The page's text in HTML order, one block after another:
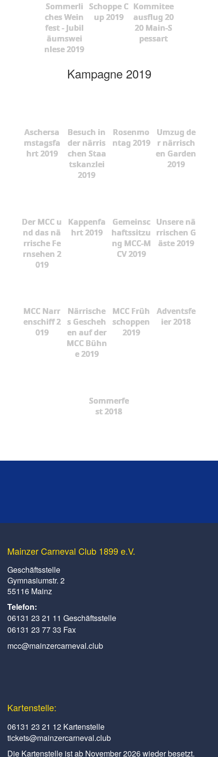
Sommerli
ches Wein
fest - Jubil
äumswei
nlese 2019
Schoppe C
up 2019
Kommitee
ausflug 20
20 Main-S
pessart
Kampagne 2019
Aschersa
mstagsfa
hrt 2019
Besuch in
der närris
chen Staa
tskanzlei
2019
Rosenmo
ntag 2019
Umzug de
r närrisch
en Garden
2019
Der MCC u
nd das nä
rrische Fe
rnsehen 2
019
Kappenfa
hrt 2019
Gemeinsc
haftssitzu
ng MCC-M
CV 2019
Unsere nä
rrischen G
äste 2019
MCC Narr
enschiff 2
019
Närrische
s Gescheh
en auf der
MCC Bühn
e 2019
MCC Früh
schoppen
2019
Adventsfe
ier 2018
Sommerfe
st 2018
Mainzer Carneval Club 1899 e.V.
Geschäftsstelle
Gymnasiumstr. 2
55116 Mainz
Telefon:
06131 23 21 11 Geschäftsstelle
06131 23 77 33 Fax
mcc@mainzercarneval.club
Kartenstelle:
06131 23 21 12 Kartenstelle
tickets@mainzercarneval.club
Die Kartenstelle ist ab November 2026 wieder besetzt.